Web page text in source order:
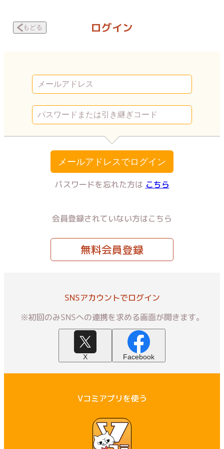
もどる ログイン
メールアドレスでログイン
パスワードを忘れた方は こちら
会員登録されていない方はこちら
無料会員登録
SNSアカウントでログイン
※初回のみSNSへの連携を求める画面が開きます。
X Facebook
Vコミアプリを使う